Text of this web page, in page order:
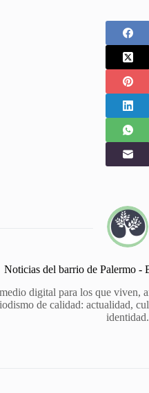
Noticias del barrio de Palermo -
digital para los que viven,
de calidad: actualidad,
identidad.